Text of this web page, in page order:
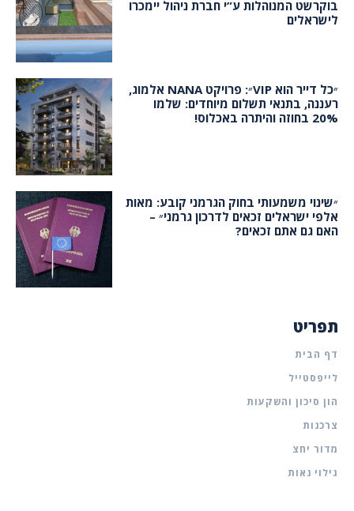
בוקרשט המנוהלות ע”י חברת ניהול יימכרו
לישראלים
״כל דייר הוא VIP״: פרויקט NANA אלמוג,
רעננה, בתנאי תשלום מיוחדים: שלמו
20% בחוזה והיתרה באכלוס!
״שינוי משמעותי בחוק הגרמני קובע: מאות
אלפי ישראלים זכאים לדרכון גרמני״ –
האם גם אתם זכאים?
תפריט
דף הבית
לייפסטייל
הון סיכון והשקעות
צרכנות
מדור יחצ
גילוי נאות